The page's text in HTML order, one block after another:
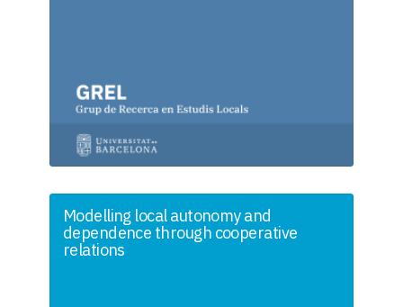
Modelling local autonomy and
dependence through cooperative
relations